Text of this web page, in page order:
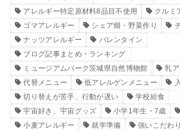
アレルギー特定原材料8品目不使用
クルミ
ゴマアレルギー
シェア畑・野菜作り
ナッツアレルギー
バレンタイン
ブログ記事まとめ・ランキング
ミュージアムパーク茨城県自然博物館
乳
代替メニュー
低アレルゲンメニュー
切り替えが苦手、行動が遅い
学校給食
宇宙好き、宇宙グッズ
小学1年生・7歳
小麦アレルギー
就学準備 強いこだわり